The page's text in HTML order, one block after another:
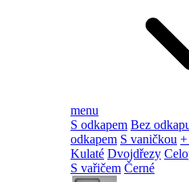
menu
S odkapem Bez
odkapem S vaničkou +
Kulaté Dvojdřezy
S vařičem Černé